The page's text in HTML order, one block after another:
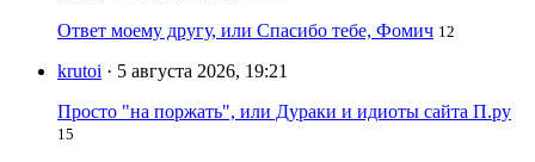
Ответ моему другу, или Спасибо тебе, Фомич 12
krutoi · 5 августа 2026, 19:21
Просто "на поржать", или Дураки и идиоты сайта П.ру
15